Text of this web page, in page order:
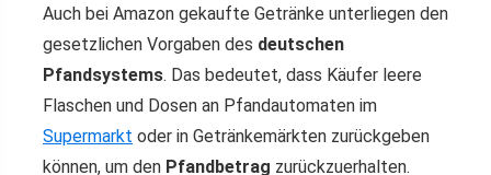
Auch bei Amazon gekaufte Getränke unterliegen den
gesetzlichen Vorgaben des deutschen
Pfandsystems. Das bedeutet, dass Käufer leere
Flaschen und Dosen an Pfandautomaten im
Supermarkt oder in Getränkemärkten zurückgeben
können, um den Pfandbetrag zurückzuerhalten.